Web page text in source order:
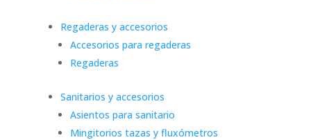
Regaderas y accesorios
Accesorios para regaderas
Regaderas
Sanitarios y accesorios
Asientos para sanitario
Mingitorios tazas y fluxómetros